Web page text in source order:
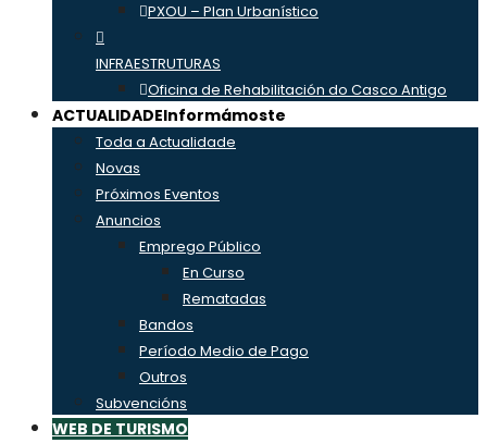
PXOU – Plan Urbanístico
INFRAESTRUTURAS
Oficina de Rehabilitación do Casco Antigo
ACTUALIDADEInformámoste
Toda a Actualidade
Novas
Próximos Eventos
Anuncios
Emprego Público
En Curso
Rematadas
Bandos
Período Medio de Pago
Outros
Subvencións
WEB DE TURISMO